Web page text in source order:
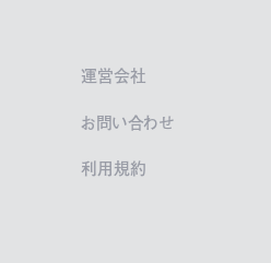
運営会社
お問い合わせ
利用規約